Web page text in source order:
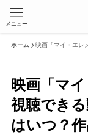
メニュー
ホーム 映画「マイ・エレ
映画「マ
視聴でき
はいつ？